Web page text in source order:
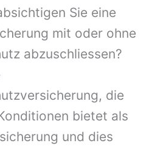
Sie eine
mit oder ohne
abzuschliessen?
die
bietet als
und dies